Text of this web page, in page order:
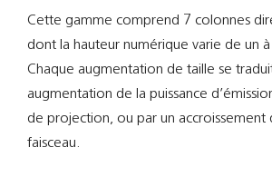
Cette gamme comprend 7 colonnes
dont la hauteur numérique varie de un
Chaque augmentation de taille se
augmentation de la puissance
de projection, ou par un accroissement
faisceau.